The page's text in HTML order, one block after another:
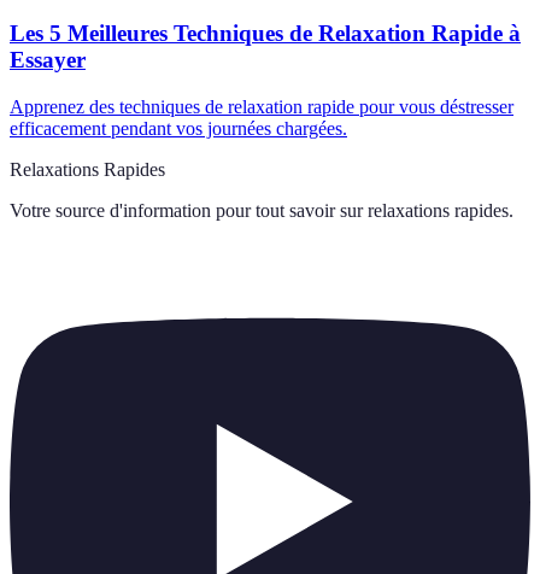
Les 5 Meilleures Techniques de Relaxation Rapide à
Essayer
Apprenez des techniques de relaxation rapide pour vous déstresser
efficacement pendant vos journées chargées.
Relaxations Rapides
Votre source d'information pour tout savoir sur relaxations rapides.